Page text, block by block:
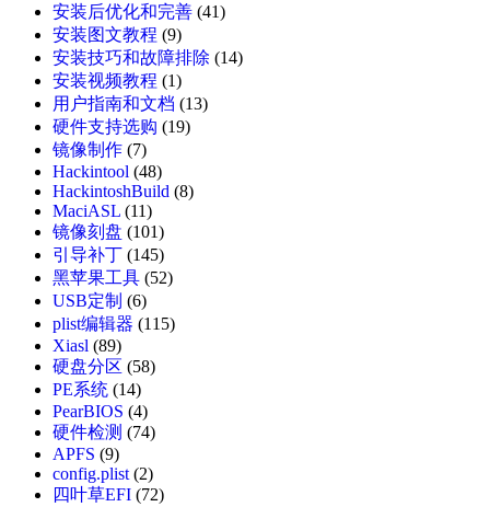
安装后优化和完善 (41)
安装图文教程 (9)
安装技巧和故障排除 (14)
安装视频教程 (1)
用户指南和文档 (13)
硬件支持选购 (19)
镜像制作 (7)
Hackintool (48)
HackintoshBuild (8)
MaciASL (11)
镜像刻盘 (101)
引导补丁 (145)
黑苹果工具 (52)
USB定制 (6)
plist编辑器 (115)
Xiasl (89)
硬盘分区 (58)
PE系统 (14)
PearBIOS (4)
硬件检测 (74)
APFS (9)
config.plist(2)
四叶草EFI (72)